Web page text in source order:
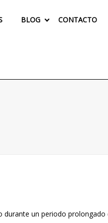
BLOG CONTACTO
durante un periodo